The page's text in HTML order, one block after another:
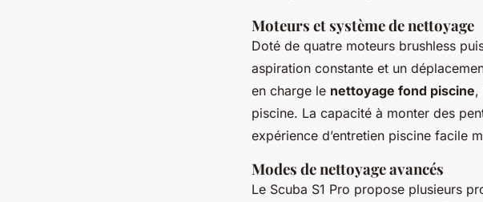
Moteurs et système de nettoyage
Doté de quatre moteurs brushless
aspiration constante et un
en charge le nettoyage fond piscine,
piscine. La capacité à monter des
expérience d’entretien piscine facile
Modes de nettoyage avancés
Le Scuba S1 Pro propose plusieurs